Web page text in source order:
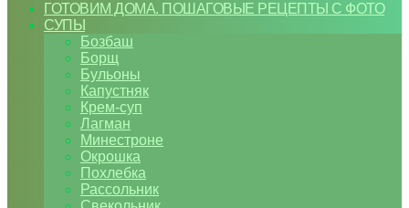
ГОТОВИМ ДОМА. ПОШАГОВЫЕ РЕЦЕПТЫ С ФОТО
СУПЫ
Бозбаш
Борщ
Бульоны
Капустняк
Крем-суп
Лагман
Минестроне
Окрошка
Похлебка
Рассольник